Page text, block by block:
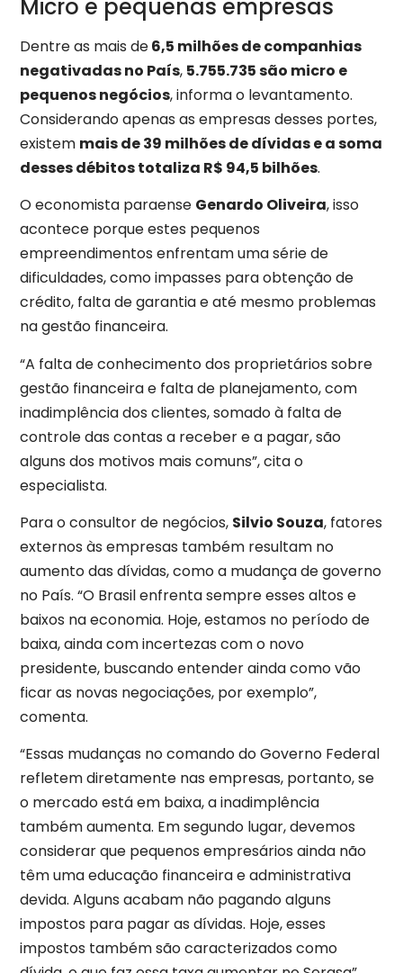
Micro e pequenas empresas
Dentre as mais de6,5 milhões de companhias
negativadas no País, 5.755.735 são micro e
pequenos negócios, informa o levantamento.
Considerando apenas as empresas desses portes,
existem mais de 39 milhões de dívidas e a soma
desses débitos totaliza R$ 94,5 bilhões.
O economista paraense Genardo Oliveira, isso
acontece porque estes pequenos
empreendimentos enfrentam uma série de
dificuldades, como impasses para obtenção de
crédito, falta de garantia e até mesmo problemas
na gestão financeira.
“A falta de conhecimento dos proprietários sobre
gestão financeira e falta de planejamento, com
inadimplência dos clientes, somado à falta de
controle das contas a receber e a pagar, são
alguns dos motivos mais comuns”, cita o
especialista.
Para o consultor de negócios, Silvio Souza, fatores
externos às empresas também resultam no
aumento das dívidas, como a mudança de governo
no País. “O Brasil enfrenta sempre esses altos e
baixos na economia. Hoje, estamos no período de
baixa, ainda com incertezas com o novo
presidente, buscando entender ainda como vão
ficar as novas negociações, por exemplo”,
comenta.
“Essas mudanças no comando do Governo Federal
refletem diretamente nas empresas, portanto, se
o mercado está em baixa, a inadimplência
também aumenta. Em segundo lugar, devemos
considerar que pequenos empresários ainda não
têm uma educação financeira e administrativa
devida. Alguns acabam não pagando alguns
impostos para pagar as dívidas. Hoje, esses
impostos também são caracterizados como